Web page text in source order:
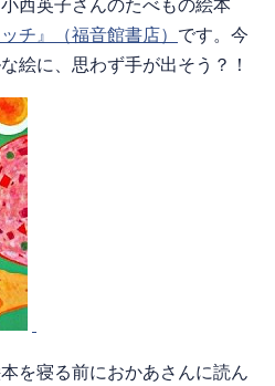
西英子さんのたべもの絵本
チ』（福音館書店） です。今
絵に、思わず手が出そう？！
を寝る前におかあさんに読ん